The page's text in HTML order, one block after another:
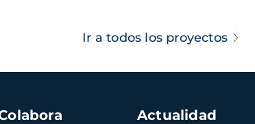
Ir a todos los proyectos
Actualidad